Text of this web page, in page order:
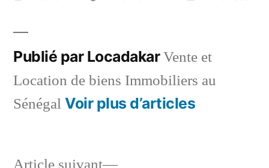
Publié par LocadakarVente et
Location de biens Immobiliers au
Sénégal Voir plus d’articles
Article